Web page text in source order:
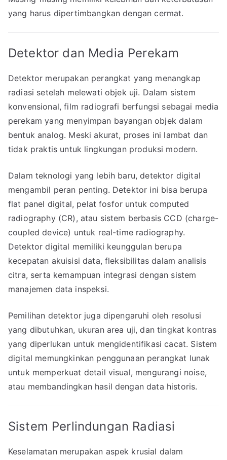
yang harus dipertimbangkan dengan cermat.
Detektor dan Media Perekam
Detektor merupakan perangkat yang menangkap
radiasi setelah melewati objek uji. Dalam sistem
konvensional, film radiografi berfungsi sebagai media
perekam yang menyimpan bayangan objek dalam
bentuk analog. Meski akurat, proses ini lambat dan
tidak praktis untuk lingkungan produksi modern.
Dalam teknologi yang lebih baru, detektor digital
mengambil peran penting. Detektor ini bisa berupa
flat panel digital, pelat fosfor untuk computed
radiography (CR), atau sistem berbasis CCD (charge-
coupled device) untuk real-time radiography.
Detektor digital memiliki keunggulan berupa
kecepatan akuisisi data, fleksibilitas dalam analisis
citra, serta kemampuan integrasi dengan sistem
manajemen data inspeksi.
Pemilihan detektor juga dipengaruhi oleh resolusi
yang dibutuhkan, ukuran area uji, dan tingkat kontras
yang diperlukan untuk mengidentifikasi cacat. Sistem
digital memungkinkan penggunaan perangkat lunak
untuk memperkuat detail visual, mengurangi noise,
atau membandingkan hasil dengan data historis.
Sistem Perlindungan Radiasi
Keselamatan merupakan aspek krusial dalam